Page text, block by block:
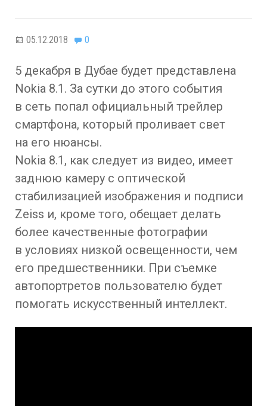
05.12.2018 0
5 декабря в Дубае будет представлена
Nokia 8.1. За сутки до этого события
в сеть попал официальный трейлер
смартфона, который проливает свет
на его нюансы.
Nokia 8.1, как следует из видео, имеет
заднюю камеру с оптической
стабилизацией изображения и подписи
Zeiss и, кроме того, обещает делать
более качественные фотографии
в условиях низкой освещенности, чем
его предшественники. При съемке
автопортретов пользователю будет
помогать искусственный интеллект.